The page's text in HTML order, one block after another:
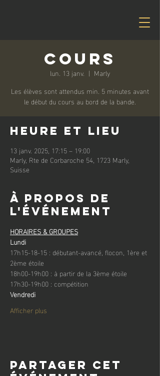
Cours
lun. 13 janv.
  |
Marly
Les élèves sont attendus min. 5 minutes avant
le début du cours au bord de la bande.
Heure et lieu
13 janv. 2025, 17:15 – 19:00
Marly, Rte de Corbaroche 54, 1723 Marly,
Suisse
À propos de
l'événement
HORAIRES & GROUPES
Lundi
17h15-18-15 : débutant-avancé, flocon, 1ère et
2ème étoile
18h00-19h00 : à partir de la 3ème étoile
17h30-19h00 : compétition
Vendredi
Afficher plus
Partager cet